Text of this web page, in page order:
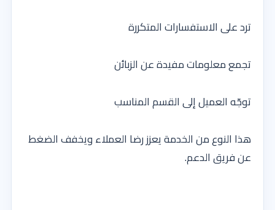
ترد على الاستفسارات المتكررة
تجمع معلومات مفيدة عن الزبائن
توجّه العميل إلى القسم المناسب
هذا النوع من الخدمة يعزز رضا العملاء ويخفف الضغط
عن فريق الدعم.